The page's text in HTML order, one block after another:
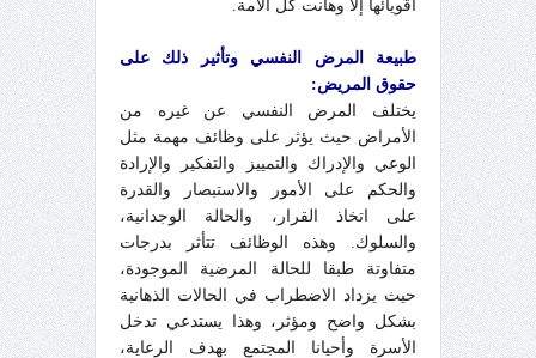
أقويائها إلا وهانت كل الأمة.
طبيعة المرض النفسي وتأثير ذلك على
حقوق المريض:
يختلف المرض النفسي عن غيره من
الأمراض حيث يؤثر على وظائف مهمة مثل
الوعي والإدراك والتمييز والتفكير والإرادة
والحكم على الأمور والاستبصار والقدرة
على اتخاذ القرار، والحالة الوجدانية،
والسلوك. وهذه الوظائف تتأثر بدرجات
متفاوتة طبقا للحالة المرضية الموجودة،
حيث يزداد الاضطراب في الحالات الذهانية
بشكل واضح ومؤثر، وهذا يستدعي تدخل
الأسرة وأحيانا المجتمع بهدف الرعاية،